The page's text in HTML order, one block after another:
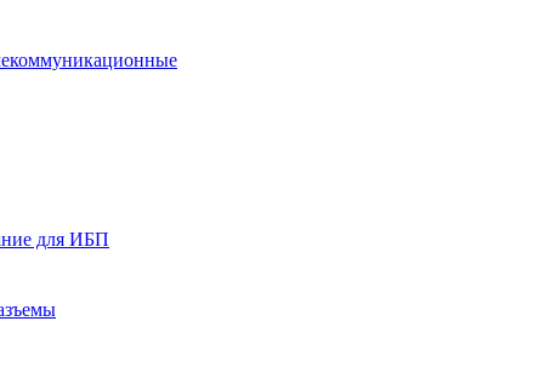
для ИБП